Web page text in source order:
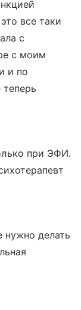
все таки
с
с моим
и по
при ЭФИ.
нужно делать